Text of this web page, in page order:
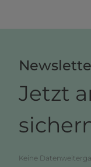
Jetzt
Keine